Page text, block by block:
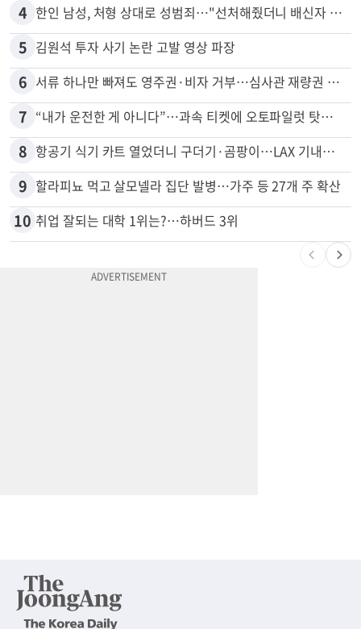
4 한인 남성, 처형 상대로 성범죄…"선처해줬더니 배신자 취급"
5 김원석 투자 사기 논란 고발 영상 파장
6 서류 하나만 빠져도 영주권·비자 거부…심사관 재량권 대폭 확대
7 “내가 운전한 게 아니다”…과속 티켓에 오토파일럿 탓한 운전자
8 항공기 식기 카트 열었더니 구더기·곰팡이…LAX 기내식 업체 논란
9 할라피뇨 먹고 살모넬라 집단 발병…가주 등 27개 주 확산
10 취업 잘되는 대학 1위는?…하버드 3위